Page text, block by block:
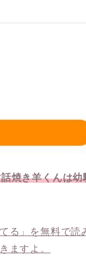
焼き羊くんは幼
る」を無料で
ますよ。